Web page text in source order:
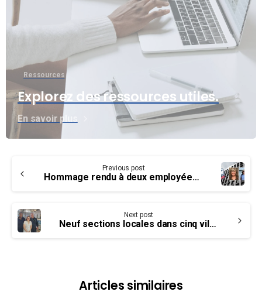
Ressources
Explorez des ressources utiles.
En savoir plus
Reading
Previous post
Hommage rendu à deux employées du bureau national
Next post
Neuf sections locales dans cinq villes, en cinq jours
Articles similaires